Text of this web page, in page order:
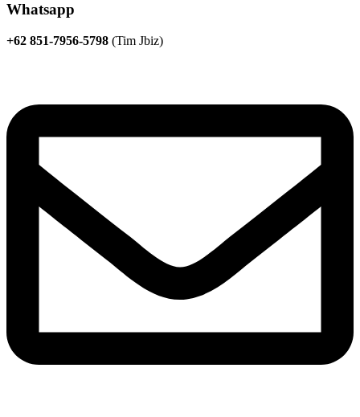
Whatsapp
+62 851-7956-5798 (Tim Jbiz)